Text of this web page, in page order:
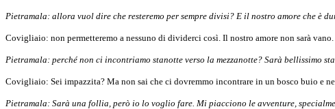
Pietramala: allora vuol dire che resteremo per sempre divisi? E il nostro amore che è
Covigliaio: non permetteremo a nessuno di dividerci così. Il nostro amore non sarà
Pietramala: perché non ci incontriamo stanotte verso la mezzanotte? Sarà bellissimo
Covigliaio: Sei impazzita? Ma non sai che ci dovremmo incontrare in un bosco buio e
Pietramala: Sarà una follia, però io lo voglio fare. Mi piacciono le avventure,